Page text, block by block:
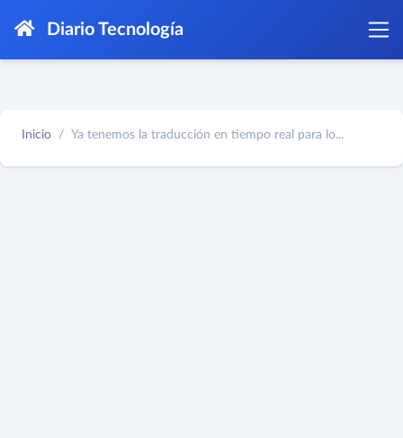
Diario Tecnología
Inicio Ya tenemos la traducción en tiempo real para lo...